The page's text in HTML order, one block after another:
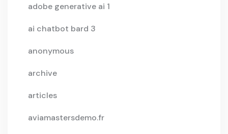
adobe generative ai 1
ai chatbot bard 3
anonymous
archive
articles
aviamastersdemo.fr